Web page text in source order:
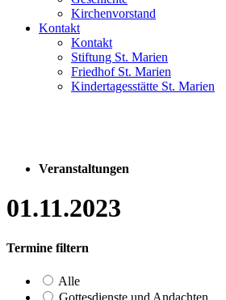
Kirchenvorstand
Kontakt
Kontakt
Stiftung St. Marien
Friedhof St. Marien
Kindertagesstätte St. Marien
Veranstaltungen
01.11.2023
Termine filtern
Alle